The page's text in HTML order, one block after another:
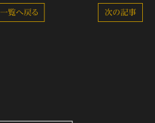
次の記事
一覧へ戻る